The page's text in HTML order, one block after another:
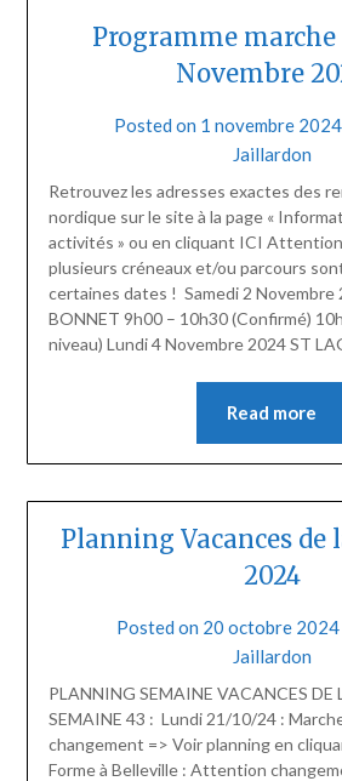
Programme
Novembre
Posted on 1 novembre 2024
Jaillardon
Retrouvez les adresses exactes des
nordique sur le site à la page «
activités » ou en cliquant ICI
plusieurs créneaux et/ou parcours
certaines dates ! Samedi 2 Novembre
BONNET 9h00 – 10h30 (Confirmé)
niveau) Lundi 4 Novembre 2024 ST
Read more
Planning Vacances de
2024
Posted on 20 octobre 2024
Jaillardon
PLANNING SEMAINE VACANCES DE
SEMAINE 43 : Lundi 21/10/24 :
changement => Voir planning en
Forme à Belleville : Attention